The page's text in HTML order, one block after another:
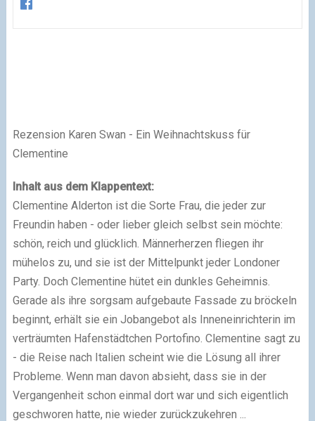
Rezension Karen Swan - Ein Weihnachtskuss für
Clementine
Inhalt aus dem Klappentext:
Clementine Alderton ist die Sorte Frau, die jeder zur
Freundin haben - oder lieber gleich selbst sein möchte:
schön, reich und glücklich. Männerherzen fliegen ihr
mühelos zu, und sie ist der Mittelpunkt jeder Londoner
Party. Doch Clementine hütet ein dunkles Geheimnis.
Gerade als ihre sorgsam aufgebaute Fassade zu bröckeln
beginnt, erhält sie ein Jobangebot als Inneneinrichterin im
verträumten Hafenstädtchen Portofino. Clementine sagt zu
- die Reise nach Italien scheint wie die Lösung all ihrer
Probleme. Wenn man davon absieht, dass sie in der
Vergangenheit schon einmal dort war und sich eigentlich
geschworen hatte, nie wieder zurückzukehren ...